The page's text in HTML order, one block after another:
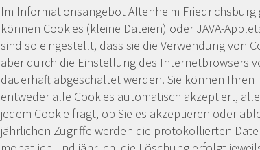
Im Informationsangebot Altenheim
können Cookies (kleine Dateien) oder JAVA-
sind so eingestellt, dass sie die Verwendung von
aber durch die Einstellung des Internetbrowsers
dauerhaft abgeschaltet werden. Sie können
entweder alle Cookies automatisch akzeptiert,
jedem Cookie fragt, ob Sie es akzeptieren oder
jährlichen Zugriffe werden die protokollierten